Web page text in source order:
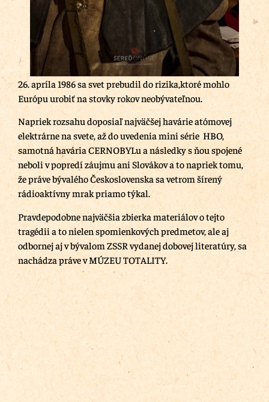
26. apríla 1986 sa svet prebudil do rizika,ktoré mohlo
Európu urobiť na stovky rokov neobývateľnou.
Napriek rozsahu doposiaľ najväčšej havárie atómovej
elektrárne na svete, až do uvedenia mini série HBO,
samotná havária CERNOBYLu a následky s ňou spojené
neboli v popredí záujmu ani Slovákov a to napriek tomu,
že práve bývalého Československa sa vetrom šírený
rádioaktívny mrak priamo týkal.
Pravdepodobne najväčšia zbierka materiálov o tejto
tragédii a to nielen spomienkových predmetov, ale aj
odbornej aj v bývalom ZSSR vydanej dobovej literatúry, sa
nachádza práve v MÚZEU TOTALITY.